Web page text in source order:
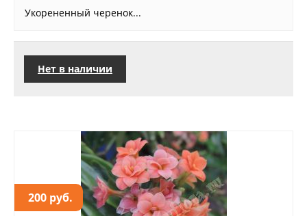
Укорененный черенок...
Нет в наличии
200 руб.